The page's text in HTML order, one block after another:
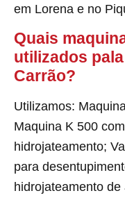
em Lorena e no
Quais
utilizados
Carrão?
Utilizamos:
Maquina K 500
hidrojateamento;
para
hidrojateamento